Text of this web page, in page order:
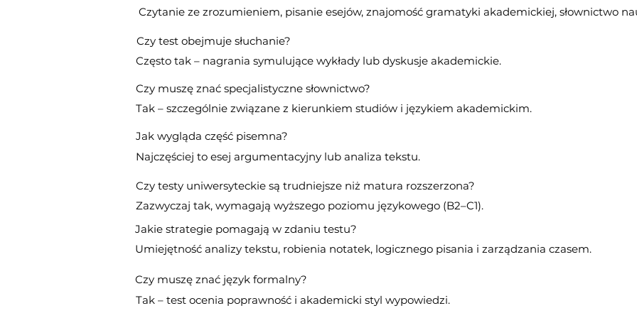
Czytanie ze zrozumieniem, pisanie esejów, znajomość gramatyki akademickiej, słownictwo
Czy test obejmuje słuchanie?
Często tak – nagrania symulujące wykłady lub dyskusje akademickie.
Czy muszę znać specjalistyczne słownictwo?
Tak – szczególnie związane z kierunkiem studiów i językiem akademickim.
Jak wygląda część pisemna?
Najczęściej to esej argumentacyjny lub analiza tekstu.
Czy testy uniwersyteckie są trudniejsze niż matura rozszerzona?
Zazwyczaj tak, wymagają wyższego poziomu językowego (B2–C1).
Jakie strategie pomagają w zdaniu testu?
Umiejętność analizy tekstu, robienia notatek, logicznego pisania i zarządzania czasem.
Czy muszę znać język formalny?
Tak – test ocenia poprawność i akademicki styl wypowiedzi.